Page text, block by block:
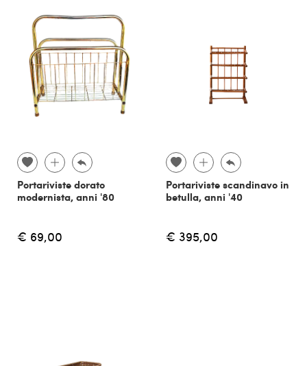
Portariviste dorato
modernista, anni '80
€ 69,00
Portariviste scandinavo in
betulla, anni '40
€ 395,00